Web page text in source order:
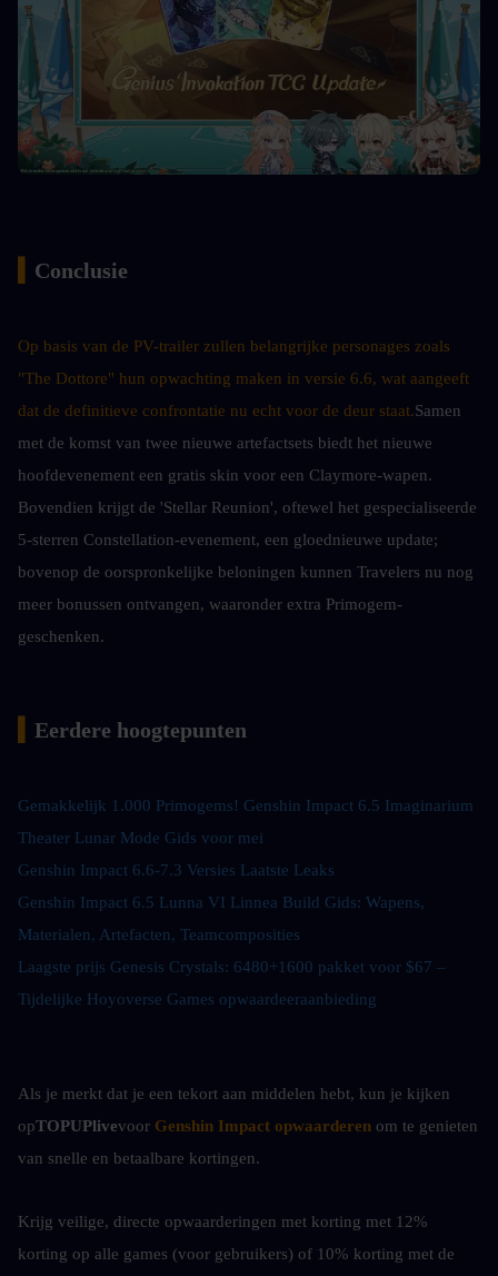
Conclusie
Op basis van de PV-trailer zullen belangrijke personages zoals
"The Dottore" hun opwachting maken in versie 6.6, wat aangeeft
dat de definitieve confrontatie nu echt voor de deur staat.Samen
met de komst van twee nieuwe artefactsets biedt het nieuwe
hoofdevenement een gratis skin voor een Claymore-wapen.
Bovendien krijgt de 'Stellar Reunion', oftewel het gespecialiseerde
5-sterren Constellation-evenement, een gloednieuwe update;
bovenop de oorspronkelijke beloningen kunnen Travelers nu nog
meer bonussen ontvangen, waaronder extra Primogem-
geschenken.
Eerdere hoogtepunten
Gemakkelijk 1.000 Primogems! Genshin Impact 6.5 Imaginarium
Theater Lunar Mode Gids voor mei
Genshin Impact 6.6-7.3 Versies Laatste Leaks
Genshin Impact 6.5 Lunna VI Linnea Build Gids: Wapens,
Materialen, Artefacten, Teamcomposities
Laagste prijs Genesis Crystals: 6480+1600 pakket voor $67 –
Tijdelijke Hoyoverse Games opwaardeeraanbieding
Als je merkt dat je een tekort aan middelen hebt, kun je kijken
opTOPUPlivevoor Genshin Impact opwaarderen om te genieten
van snelle en betaalbare kortingen.
Krijg veilige, directe opwaarderingen met korting met 12%
korting op alle games (voor gebruikers) of 10% korting met de